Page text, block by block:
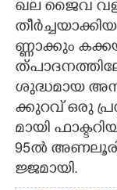
ഖ​ല​ ജൈ​വ​
ണ്ണാ​ക്കും​
ശു​ദ്ധ​മാ​യ​
ക്കു​റ​വ് ഒ​രു​
മാ​യി​
9​5​ൽ​
ജ്ജ​മാ​യി​.